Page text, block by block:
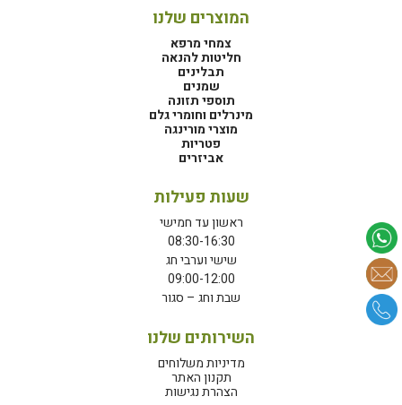
המוצרים שלנו
צמחי מרפא
חליטות להנאה
תבלינים
שמנים
תוספי תזונה
מינרלים וחומרי גלם
מוצרי מורינגה
פטריות
אביזרים
שעות פעילות
ראשון עד חמישי
08:30-16:30
שישי וערבי חג
09:00-12:00
שבת וחג – סגור
השירותים שלנו
מדיניות משלוחים
תקנון האתר
הצהרת נגישות